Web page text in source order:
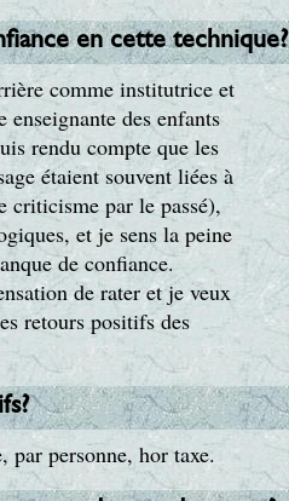
en cette technique?
comme institutrice et
enseignante des enfants
rendu compte que les
étaient souvent liées à
criticisme par le passé),
et je sens la peine
de confiance.
de rater et je veux
retours positifs des
par personne, hor taxe.